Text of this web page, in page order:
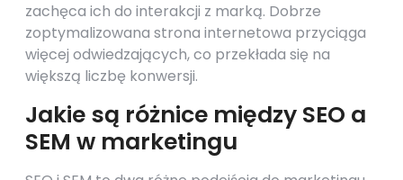
zachęca ich do interakcji z marką. Dobrze
zoptymalizowana strona internetowa przyciąga
więcej odwiedzających, co przekłada się na
większą liczbę konwersji.
Jakie są różnice między SEO a
SEM w marketingu